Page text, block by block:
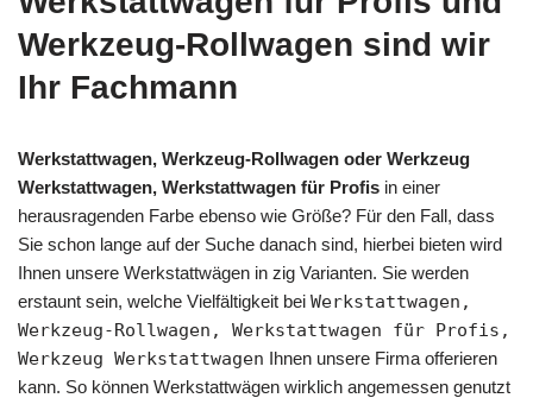
Werkzeug-Rollwagen sind wir
Ihr Fachmann
Werkstattwagen, Werkzeug-Rollwagen oder Werkzeug
Werkstattwagen, Werkstattwagen für Profis in einer
herausragenden Farbe ebenso wie Größe? Für den Fall, dass
Sie schon lange auf der Suche danach sind, hierbei bieten wird
Ihnen unsere Werkstattwägen in zig Varianten. Sie werden
erstaunt sein, welche Vielfältigkeit bei Werkstattwagen,
Werkzeug-Rollwagen, Werkstattwagen für Profis,
Werkzeug Werkstattwagen Ihnen unsere Firma offerieren
kann. So können Werkstattwägen wirklich angemessen genutzt